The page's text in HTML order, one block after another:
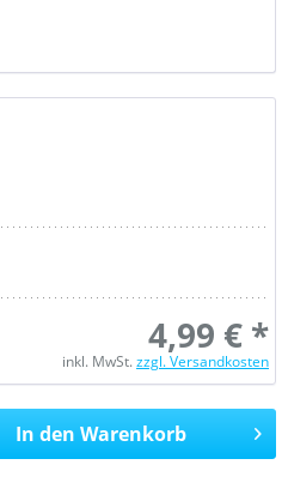
4,99 € *
inkl. MwSt.zzgl. Versandkosten
In den Warenkorb